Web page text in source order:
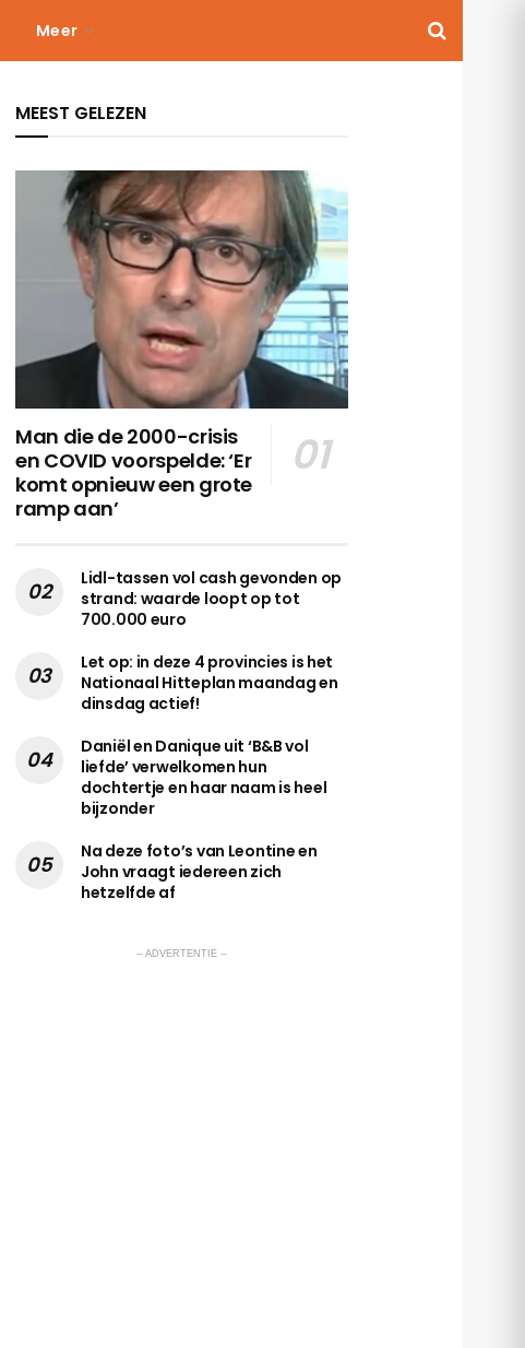
Meer
MEEST GELEZEN
Man die de 2000-crisis
en COVID voorspelde: ‘Er
komt opnieuw een grote
ramp aan’
Lidl-tassen vol cash gevonden op
strand: waarde loopt op tot
700.000 euro
Let op: in deze 4 provincies is het
Nationaal Hitteplan maandag en
dinsdag actief!
Daniël en Danique uit ‘B&B vol
liefde’ verwelkomen hun
dochtertje en haar naam is heel
bijzonder
Na deze foto’s van Leontine en
John vraagt iedereen zich
hetzelfde af
-- ADVERTENTIE --